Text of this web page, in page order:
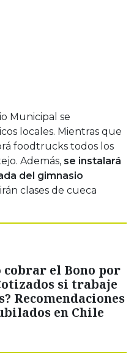
Municipal se
locales. Mientras que
foodtrucks todos los
Además, se instalará
del gimnasio
clases de cueca
cobrar el Bono por
si trabaje
Recomendaciones
en Chile